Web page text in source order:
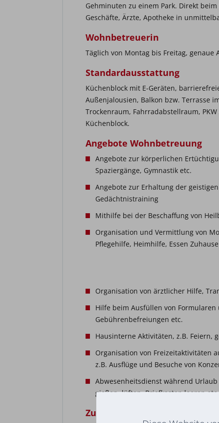
Gehminuten zu einem Park. Direkt
Geschäfte, Ärzte, Apotheke in
Wohnbetreuerin
Täglich von Montag bis Freitag, genaue
Standardausstattung
Küchenblock mit E-Geräten,
Außenjalousien, Balkon bzw. Terrasse
Trockenraum, Fahrradabstellraum,
Küchenblock.
Angebote Wohnbetreuung
Angebote zur körperlichen
Spaziergänge, Gymnastik etc.
Angebote zur Erhaltung der
Gedächtnistraining
Mithilfe bei der Beschaffung von
Organisation und Vermittlung von
Pflegehilfe, Heimhilfe, Essen
Organisation von ärztlicher Hilfe,
Hilfe beim Ausfüllen von
Gebührenbefreiungen etc.
Hausinterne Aktivitäten, z.B. Feiern,
Organisation von Freizeitaktivitäten
z.B. Ausflüge und Besuche von
Abwesenheitsdienst während
gießen, lüften, Briefkasten leeren etc.
Zusätzlich mögliche Angebote